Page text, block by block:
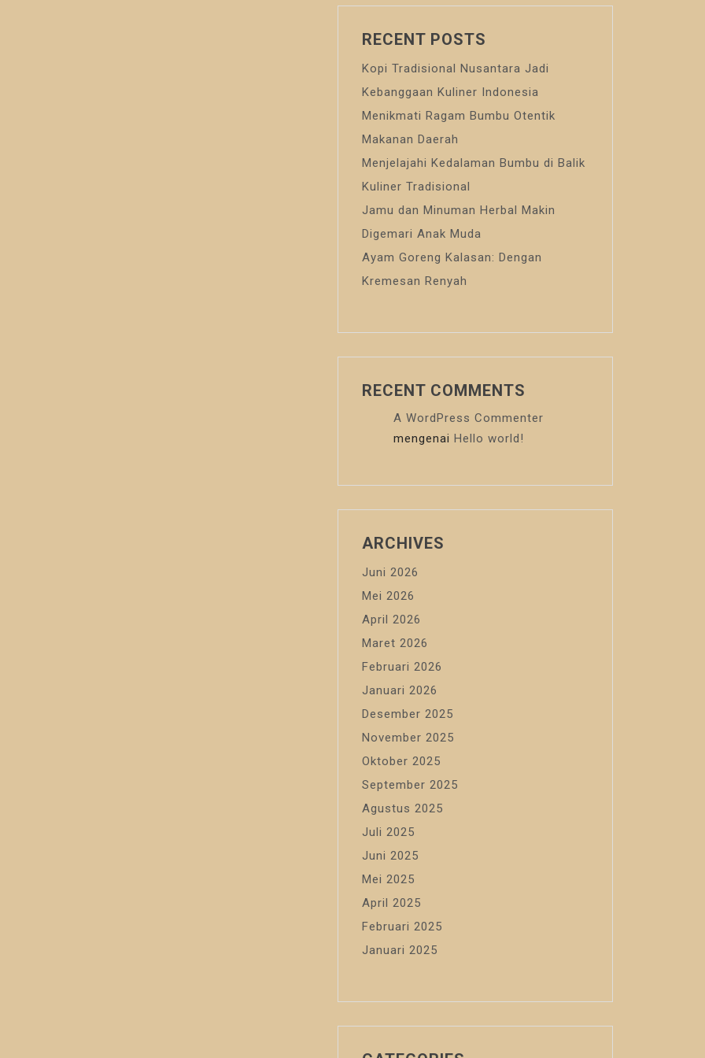
RECENT POSTS
Kopi Tradisional Nusantara Jadi
Kebanggaan Kuliner Indonesia
Menikmati Ragam Bumbu Otentik
Makanan Daerah
Menjelajahi Kedalaman Bumbu di Balik
Kuliner Tradisional
Jamu dan Minuman Herbal Makin
Digemari Anak Muda
Ayam Goreng Kalasan: Dengan
Kremesan Renyah
RECENT COMMENTS
A WordPress Commenter
mengenai Hello world!
ARCHIVES
Juni 2026
Mei 2026
April 2026
Maret 2026
Februari 2026
Januari 2026
Desember 2025
November 2025
Oktober 2025
September 2025
Agustus 2025
Juli 2025
Juni 2025
Mei 2025
April 2025
Februari 2025
Januari 2025